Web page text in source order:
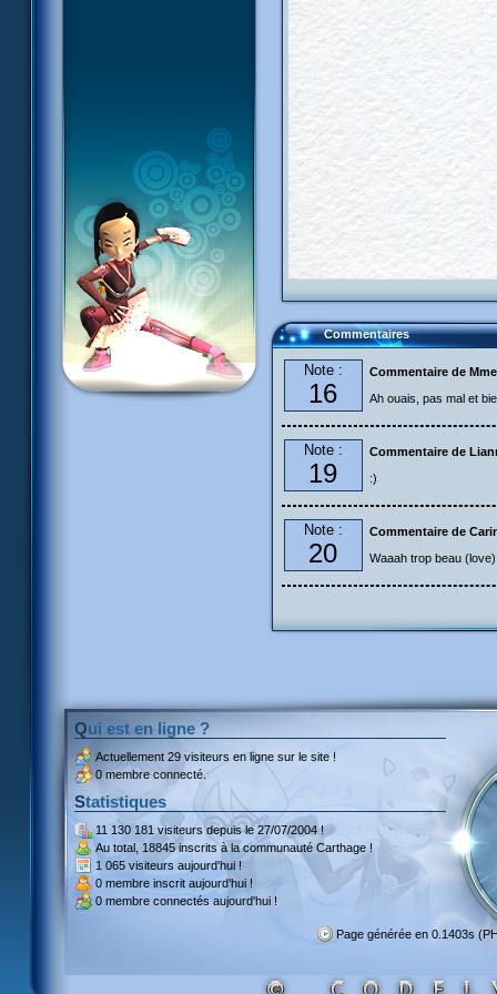
Commentaires
Note :
16
Commentaire de
Ah ouais, pas mal et
Note :
19
Commentaire de
:)
Note :
20
Commentaire de
Waaah trop beau (love)
Qui est en ligne ?
Actuellement 29 visiteurs en ligne sur le site !
0 membre connecté.
Statistiques
11 130 181 visiteursdepuis le 27/07/2004 !
Au total, 18845 inscritsà la communauté Carthage !
1 065 visiteurs aujourd'hui !
0 membre inscrit aujourd'hui !
0 membre connectés aujourd'hui !
Page générée en 0.1403s